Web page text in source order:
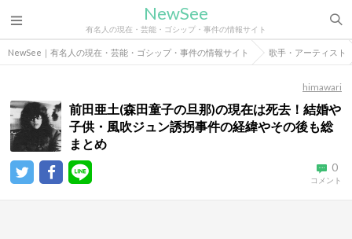
NewSee
有名人の現在・芸能・ゴシップ・事件の情報サイト
NewSee｜有名人の現在・芸能・ゴシップ・事件の情報サイト 歌手・アーティスト
himawari
前田亜土(森田童子の旦那)の現在は死去！結婚や
子供・風吹ジュン誘拐事件の経緯やその後も総
まとめ
0
コメント